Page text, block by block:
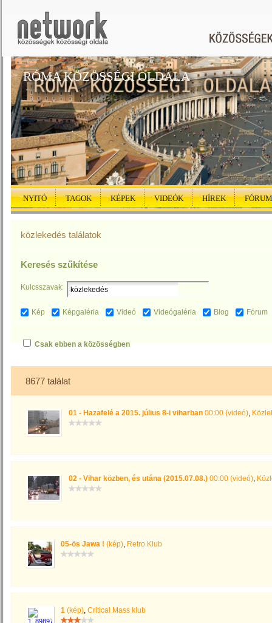
RÓMA KÖZÖSSÉGI OLDALA
NYITÓ TAGOK KÉPEK VIDEÓK HÍREK FÓRUM
közlekedés találatok
Keresés szűkítése
Kulcsszavak:
Kép Képgaléria Videó Videógaléria Blog Fórum
Csak ebben a közösségben
8677 találat
01 - Hazafelé a 2015. július 8-i viharban 00:00 (videó),
02 - Vihar közben, és utána (2015.07.08.) 00:00 (videó),
05-ös Jawa ! (kép), Retro Klub
1 (kép), Critical Mass klub